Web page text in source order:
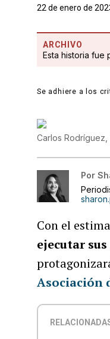
22 de enero de
ARCHIVO
Esta historia fue
Se adhiere a los
Carlos
Por
Con el
ejecutar
Asociación